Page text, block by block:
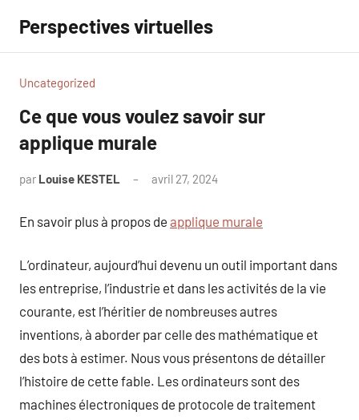
contenu
Perspectives virtuelles
Uncategorized
Ce que vous voulez savoir sur
applique murale
par Louise KESTEL avril 27, 2024
En savoir plus à propos de applique murale
L’ordinateur, aujourd’hui devenu un outil important dans
les entreprise, l’industrie et dans les activités de la vie
courante, est l’héritier de nombreuses autres
inventions, à aborder par celle des mathématique et
des bots à estimer. Nous vous présentons de détailler
l’histoire de cette fable. Les ordinateurs sont des
machines électroniques de protocole de traitement